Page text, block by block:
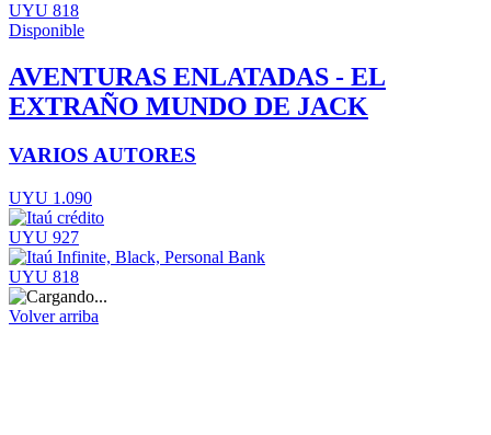
UYU 818
Disponible
AVENTURAS ENLATADAS - EL
EXTRAÑO MUNDO DE JACK
VARIOS AUTORES
UYU 1.090
UYU 927
UYU 818
Volver arriba